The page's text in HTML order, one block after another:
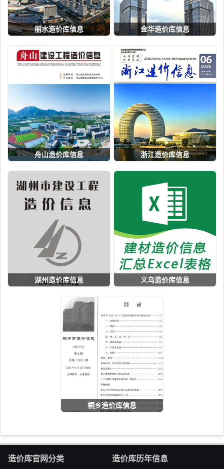
丽水造价库信息 金华造价库信息
舟山造价库信息 浙江造价库信息
湖州造价库信息 义乌造价库信息
桐乡造价库信息
造价库官网分类 造价库历年信息